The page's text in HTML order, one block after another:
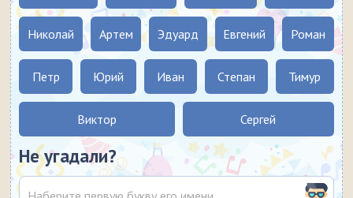
Николай Артем Эдуард Евгений Роман
Петр Юрий Иван Степан Тимур
Виктор Сергей
Не угадали?